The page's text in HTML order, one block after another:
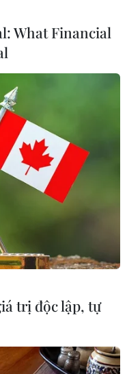
Chỉ thị 16 để phòng
vắng vẻ khu vực Nhà
Trần Hải An/Vietnam+)
What Financial
trị độc lập, tự